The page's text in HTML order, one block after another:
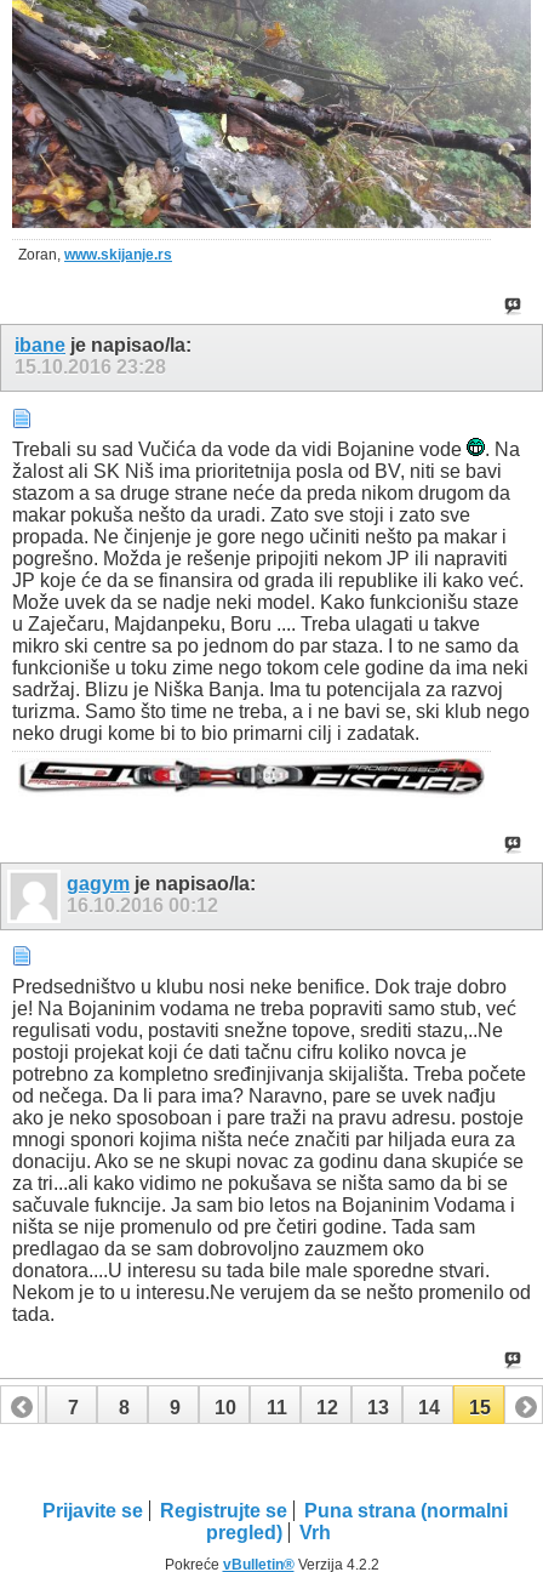
Zoran, www.skijanje.rs
ibane je napisao/la:
15.10.2016 23:28
Trebali su sad Vučića da vode da vidi Bojanine vode
. Na
žalost ali SK Niš ima prioritetnija posla od BV, niti se bavi
stazom a sa druge strane neće da preda nikom drugom da
makar pokuša nešto da uradi. Zato sve stoji i zato sve
propada. Ne činjenje je gore nego učiniti nešto pa makar i
pogrešno. Možda je rešenje pripojiti nekom JP ili napraviti
JP koje će da se finansira od grada ili republike ili kako već.
Može uvek da se nadje neki model. Kako funkcionišu staze
u Zaječaru, Majdanpeku, Boru .... Treba ulagati u takve
mikro ski centre sa po jednom do par staza. I to ne samo da
funkcioniše u toku zime nego tokom cele godine da ima neki
sadržaj. Blizu je Niška Banja. Ima tu potencijala za razvoj
turizma. Samo što time ne treba, a i ne bavi se, ski klub nego
neko drugi kome bi to bio primarni cilj i zadatak.
gagym je napisao/la:
16.10.2016 00:12
Predsedništvo u klubu nosi neke benifice. Dok traje dobro
je! Na Bojaninim vodama ne treba popraviti samo stub, već
regulisati vodu, postaviti snežne topove, srediti stazu,..Ne
postoji projekat koji će dati tačnu cifru koliko novca je
potrebno za kompletno sređinjivanja skijališta. Treba počete
od nečega. Da li para ima? Naravno, pare se uvek nađju
ako je neko sposoboan i pare traži na pravu adresu. postoje
mnogi sponori kojima ništa neće značiti par hiljada eura za
donaciju. Ako se ne skupi novac za godinu dana skupiće se
za tri...ali kako vidimo ne pokušava se ništa samo da bi se
sačuvale fukncije. Ja sam bio letos na Bojaninim Vodama i
ništa se nije promenulo od pre četiri godine. Tada sam
predlagao da se sam dobrovoljno zauzmem oko
donatora....U interesu su tada bile male sporedne stvari.
Nekom je to u interesu.Ne verujem da se nešto promenilo od
tada.
6 7 8 9 10 11 12 13 14 15
Prijavite se Registrujte se
Puna strana (normalni
pregled)
Vrh
Pokreće vBulletin®Verzija 4.2.2